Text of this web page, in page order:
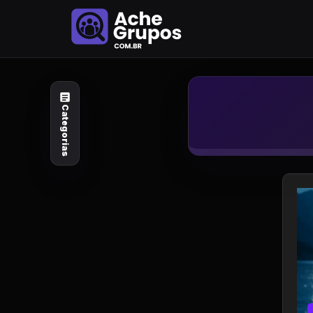
Explore por
assunto
Animais e Natureza
Arte e Design
Categorias